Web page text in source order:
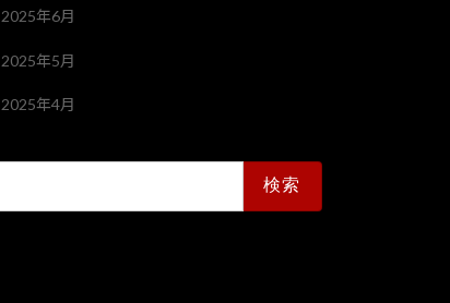
2025年6月
2025年5月
2025年4月